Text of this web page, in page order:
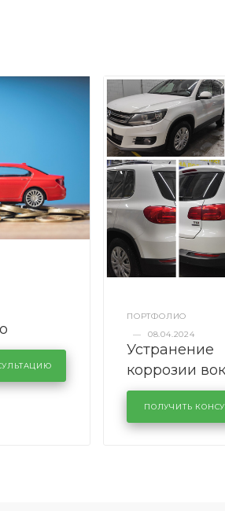
в
ПОРТФОЛИО
—
08.04.2024
Устранение
коррозии
лобового
районе
Volkswagen
ПОЛУЧИТЬ